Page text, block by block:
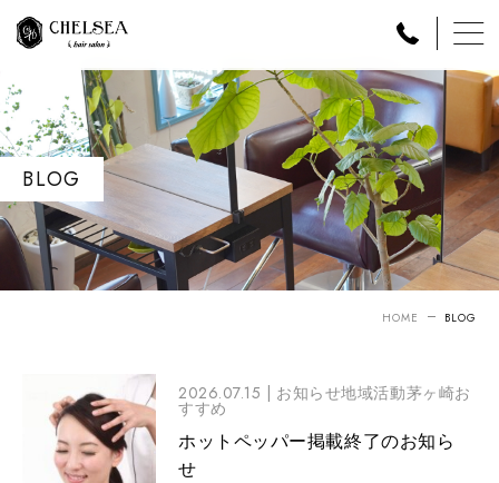
BLOG
HOME BLOG
2026.07.15 | お知らせ地域活動茅ヶ崎お
すすめ
ホットペッパー掲載終了のお知ら
せ